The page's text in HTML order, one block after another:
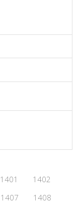
1401
1402
1407
1408